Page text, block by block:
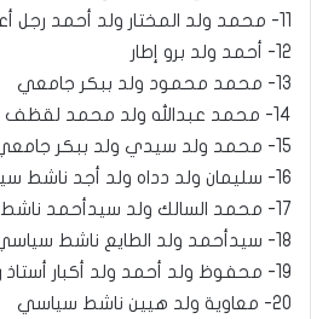
11- محمد ولد المختار ولد أحمد رجل أعمال
12- أحمد ولد برو إطار
13- محمد محمود ولد ببكر جامعي
14- محمد عبدالله ولد محمد لقظف جامعي
15- محمد ولد سيدي ولد ببكر جامعي
16- سليمان ولد دداه ولد أجد ناشط سياسي
17- محمد السالك ولد سيدأحمد ناشط سياسي
18- سيدأحمد ولد الطايع ناشط سياسي
19- محفوظ ولد أحمد ولد أكبار أستاذ رياضيات
20- معاوية ولد هيين ناشط سياسي